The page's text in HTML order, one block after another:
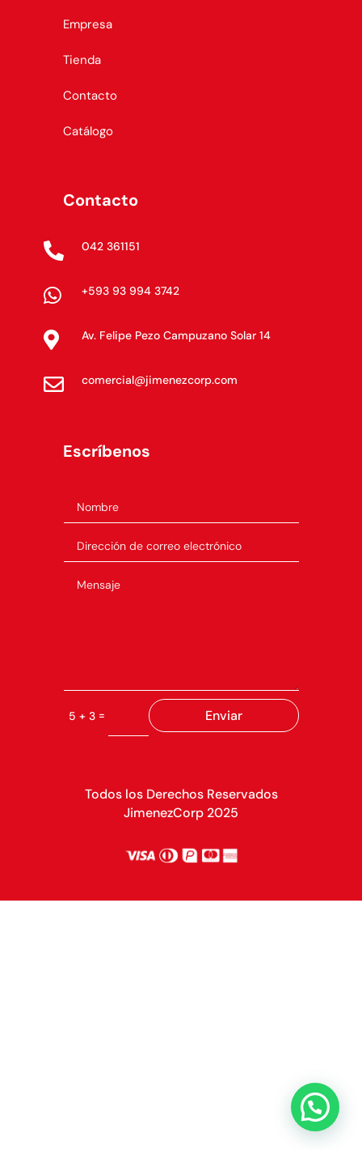
Empresa
Tienda
Contacto
Catálogo
Contacto
 042 361151
 +593 93 994 3742
 Av. Felipe Pezo Campuzano Solar 14
 comercial@jimenezcorp.com
Escríbenos
5 + 3= Enviar
Todos los Derechos Reservados
JimenezCorp 2025